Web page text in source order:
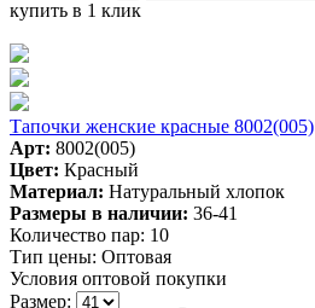
купить в 1 клик
Тапочки женские красные 8002(005)
Арт: 8002(005)
Цвет: Красный
Материал: Натуральный хлопок
Размеры в наличии: 36-41
Количество пар: 10
Тип цены: Оптовая
Условия оптовой покупки
Размер: